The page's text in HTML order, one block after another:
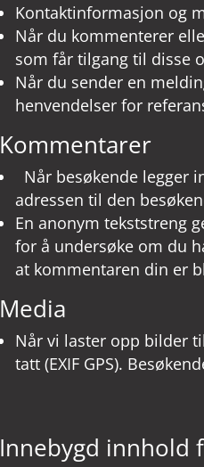
Kontaktinformasjon og
Når du kommenterer
som får tilgang til disse
Når du sender en
henvendelser for
Kommentarer
Når besøkende legger
adressen til den
En anonym tekststreng
for å undersøke om du
at kommentaren din er
Media
Når vi laster opp bilder
tatt (EXIF GPS).
Innebygd innhold